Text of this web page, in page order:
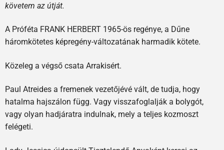
követem az útját.
A Próféta FRANK HERBERT 1965-ös regénye, a Dűne
háromkötetes képregény-változatának harmadik kötete.
Közeleg a végső csata Arrakisért.
Paul Atreides a fremenek vezetőjévé vált, de tudja, hogy
hatalma hajszálon függ. Vagy visszafoglalják a bolygót,
vagy olyan hadjáratra indulnak, mely a teljes kozmoszt
felégeti.